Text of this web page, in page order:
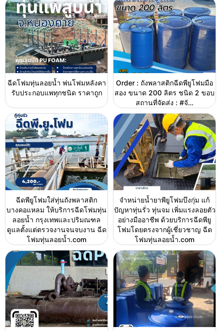
ฉีดโฟมทุ่นลอยน้ำ พ่นโฟมหลังคา
รับประกอบแพทุกชนิด ราคาถูก
Order : ถังพลาสติกฉีดพียูโฟมมือ
สอง ขนาด 200 ลิตร ชนิด 2 ขอบ
สถานที่จัดส่ง : #จั…
ฉีดพียูโฟมใส่ทุ่นถังพลาสติก
บางคอแหลม ให้บริการฉีดโฟมทุ่น
ลอยน้ำ กรุงเทพและปริมณฑล
ดูแลตั้งแต่ตรวจงานจนจบงาน ฉีด
โฟมทุ่นลอยน้ำ.com
จำหน่ายน้ำยาพียูโฟมบึงกุ่ม แก้
ปัญหาทุ่นรั่ว ทุ่นจม เพิ่มแรงลอยตัว
อย่างมืออาชีพ ด้วยบริการฉีดพียู
โฟมโดยตรงจากผู้เชี่ยวชาญ ฉีด
โฟมทุ่นลอยน้ำ.com